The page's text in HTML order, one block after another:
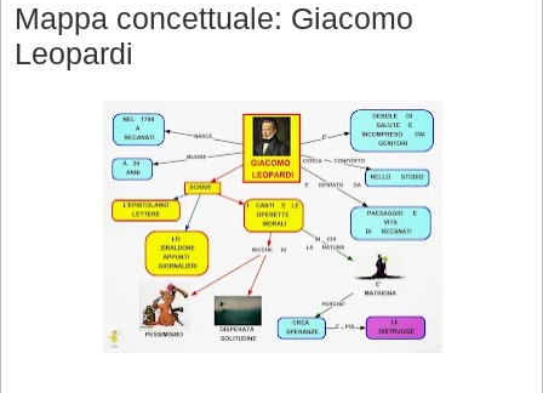
Mappa concettuale: Giacomo
Leopardi